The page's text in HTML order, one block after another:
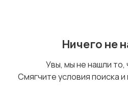
Ничего не
Увы, мы не нашли то,
Смягчите условия поиска